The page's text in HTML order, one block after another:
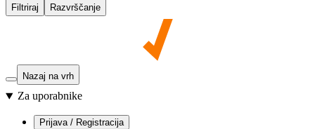
Filtriraj Razvrščanje
Nazaj na vrh
Za uporabnike
Prijava / Registracija